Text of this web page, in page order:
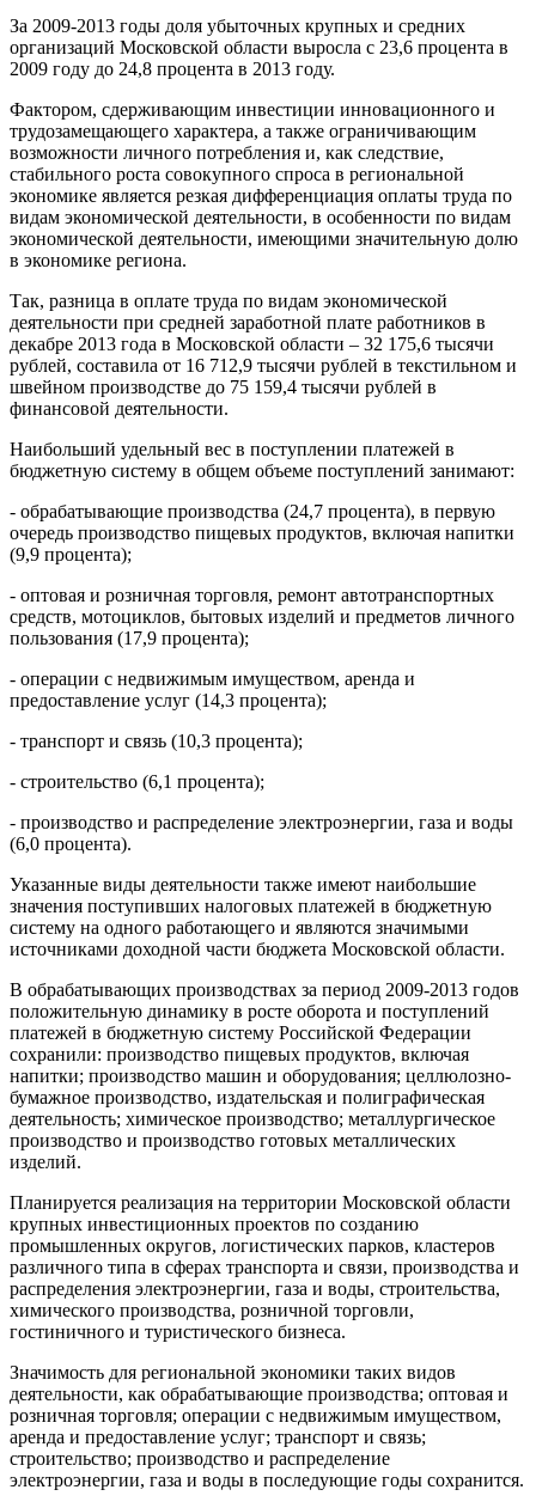
За 2009-2013 годы доля убыточных крупных и средних
организаций Московской области выросла с 23,6 процента в
2009 году до 24,8 процента в 2013 году.
Фактором, сдерживающим инвестиции инновационного и
трудозамещающего характера, а также ограничивающим
возможности личного потребления и, как следствие,
стабильного роста совокупного спроса в региональной
экономике является резкая дифференциация оплаты труда по
видам экономической деятельности, в особенности по видам
экономической деятельности, имеющими значительную долю
в экономике региона.
Так, разница в оплате труда по видам экономической
деятельности при средней заработной плате работников в
декабре 2013 года в Московской области – 32 175,6 тысячи
рублей, составила от 16 712,9 тысячи рублей в текстильном и
швейном производстве до 75 159,4 тысячи рублей в
финансовой деятельности.
Наибольший удельный вес в поступлении платежей в
бюджетную систему в общем объеме поступлений занимают:
- обрабатывающие производства (24,7 процента), в первую
очередь производство пищевых продуктов, включая напитки
(9,9 процента);
- оптовая и розничная торговля, ремонт автотранспортных
средств, мотоциклов, бытовых изделий и предметов личного
пользования (17,9 процента);
- операции с недвижимым имуществом, аренда и
предоставление услуг (14,3 процента);
- транспорт и связь (10,3 процента);
- строительство (6,1 процента);
- производство и распределение электроэнергии, газа и воды
(6,0 процента).
Указанные виды деятельности также имеют наибольшие
значения поступивших налоговых платежей в бюджетную
систему на одного работающего и являются значимыми
источниками доходной части бюджета Московской области.
В обрабатывающих производствах за период 2009-2013 годов
положительную динамику в росте оборота и поступлений
платежей в бюджетную систему Российской Федерации
сохранили: производство пищевых продуктов, включая
напитки; производство машин и оборудования; целлюлозно-
бумажное производство, издательская и полиграфическая
деятельность; химическое производство; металлургическое
производство и производство готовых металлических
изделий.
Планируется реализация на территории Московской области
крупных инвестиционных проектов по созданию
промышленных округов, логистических парков, кластеров
различного типа в сферах транспорта и связи, производства и
распределения электроэнергии, газа и воды, строительства,
химического производства, розничной торговли,
гостиничного и туристического бизнеса.
Значимость для региональной экономики таких видов
деятельности, как обрабатывающие производства; оптовая и
розничная торговля; операции с недвижимым имуществом,
аренда и предоставление услуг; транспорт и связь;
строительство; производство и распределение
электроэнергии, газа и воды в последующие годы сохранится.